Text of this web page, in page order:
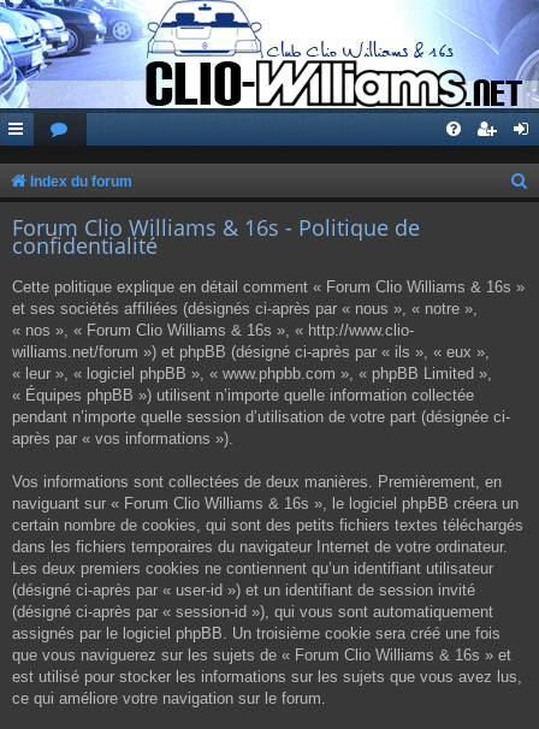
Index du forum
Forum Clio Williams & 16s - Politique de
confidentialité
Cette politique explique en détail comment « Forum Clio Williams & 16s »
et ses sociétés affiliées (désignés ci-après par « nous », « notre »,
« nos », « Forum Clio Williams & 16s », « http://www.clio-
williams.net/forum ») et phpBB (désigné ci-après par « ils », « eux »,
« leur », « logiciel phpBB », « www.phpbb.com », « phpBB Limited »,
« Équipes phpBB ») utilisent n’importe quelle information collectée
pendant n’importe quelle session d’utilisation de votre part (désignée ci-
après par « vos informations »).
Vos informations sont collectées de deux manières. Premièrement, en
naviguant sur « Forum Clio Williams & 16s », le logiciel phpBB créera un
certain nombre de cookies, qui sont des petits fichiers textes téléchargés
dans les fichiers temporaires du navigateur Internet de votre ordinateur.
Les deux premiers cookies ne contiennent qu’un identifiant utilisateur
(désigné ci-après par « user-id ») et un identifiant de session invité
(désigné ci-après par « session-id »), qui vous sont automatiquement
assignés par le logiciel phpBB. Un troisième cookie sera créé une fois
que vous naviguerez sur les sujets de « Forum Clio Williams & 16s » et
est utilisé pour stocker les informations sur les sujets que vous avez lus,
ce qui améliore votre navigation sur le forum.